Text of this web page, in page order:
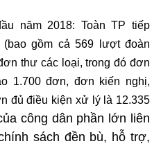
năm 2018: Toàn TP tiếp
gồm cả 569 lượt đoàn
thư các loại, trong đó đơn
1.700 đơn, đơn kiến nghị,
đủ điều kiện xử lý là 12.335
công dân phần lớn liên
sách đền bù, hỗ trợ,